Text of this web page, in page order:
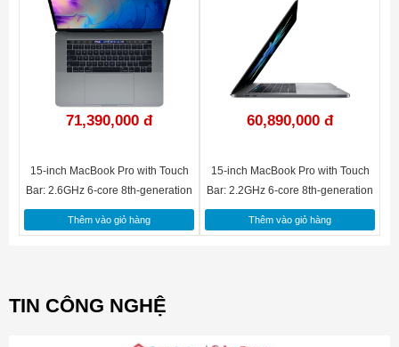
Apple Macbook Pro MPXR2SA/A i5
chuột cảm ứng lực (Force Touch) mới, giúp đem lại cho người
71,390,000 đ
15-inch MacBook Pro with Touch
Bar: 2.6GHz 6-core 8th-generation
Intel Core i7 processor, 512GB -
Space Grey(MR942SA/A)
Thêm vào giỏ hàng
60,890,000 đ
15-inch MacBook Pro with Touch
Bar: 2.2GHz 6-core 8th-generation
Intel Core i7 processor, 256GB -
Space Grey(MR932SA/A)
Thêm vào giỏ hàng
TIN CÔNG NGHỆ